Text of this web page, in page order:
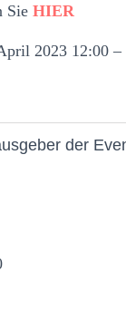
Sie HIER
2023 12:00 –
der